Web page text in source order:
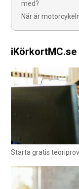
med?
När är
iKörkortMC.se
Starta gratis teoriprov